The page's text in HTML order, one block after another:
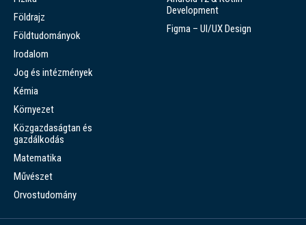
Földrajz
Földtudományok
Irodalom
Jog és intézmények
Kémia
Környezet
Közgazdaságtan és
gazdálkodás
Matematika
Művészet
Orvostudomány
Development
Figma – UI/UX Design